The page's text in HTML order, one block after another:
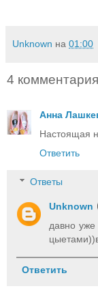
Unknown на 01:00
4
Анна
Настоящая
Ответить
Ответы
Unknown
давно уже
Ответить